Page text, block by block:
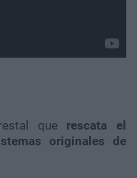
que rescata el
originales de